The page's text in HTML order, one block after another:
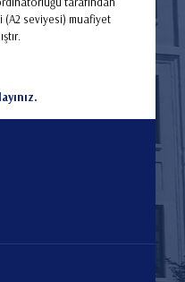
(A2 seviyesi) muafiyet